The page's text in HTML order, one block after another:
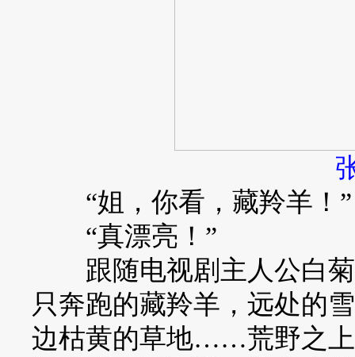
“姐，你看，藏羚羊！”
“真漂亮！”
跟随电视剧主人公白菊
只奔跑的藏羚羊，远处的
边枯黄的草地……荒野之上